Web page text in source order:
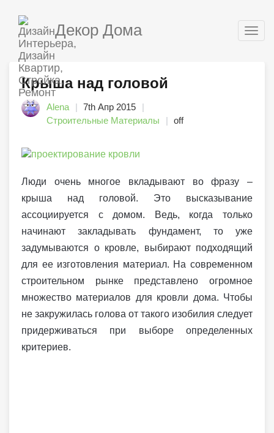
Декор Дома
Крыша над головой
Alena
7th Апр 2015
Строительные Материалы
off
Люди очень многое вкладывают во фразу –
крыша над головой. Это высказывание
ассоциируется с домом. Ведь, когда только
начинают закладывать фундамент, то уже
задумываются о кровле, выбирают подходящий
для ее изготовления материал. На современном
строительном рынке представлено огромное
множество материалов для кровли дома. Чтобы
не закружилась голова от такого изобилия следует
придерживаться при выборе определенных
критериев.